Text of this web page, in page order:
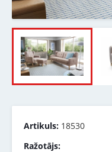
Artikuls: 18530
Ražotājs: